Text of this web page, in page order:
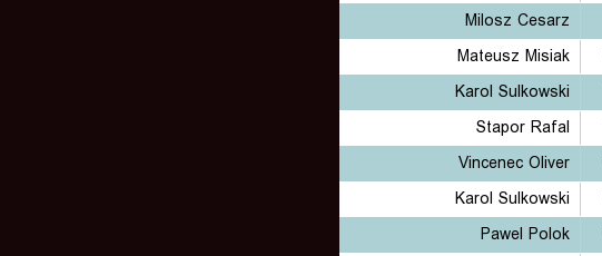
Milosz Cesarz
Mateusz Misiak
Karol Sulkowski
Stapor Rafal
Vincenec Oliver
Karol Sulkowski
Pawel Polok